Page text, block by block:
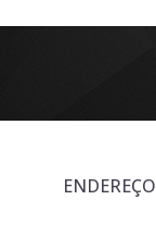
ENDEREÇO